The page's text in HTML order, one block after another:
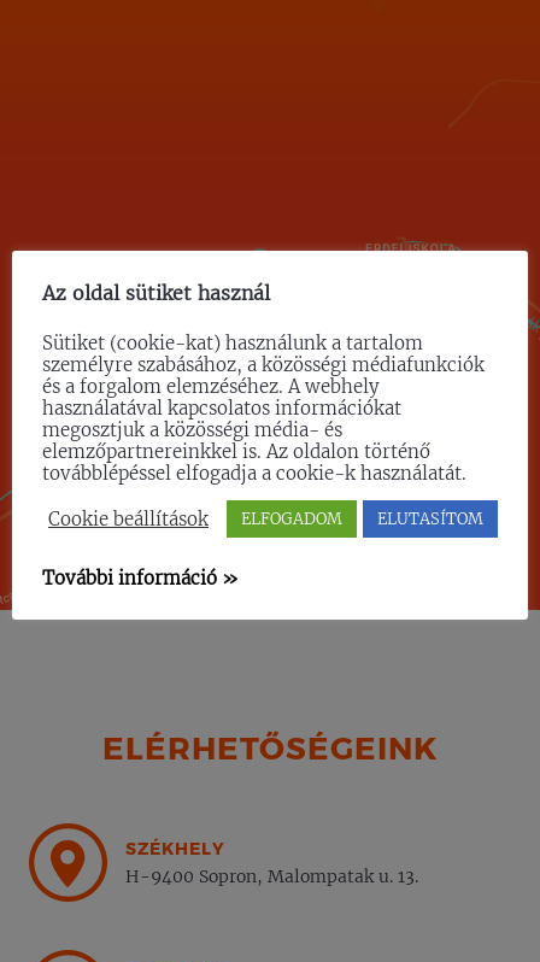
ELÉRHETŐSÉGEINK
SZÉKHELY
H-9400 Sopron, Malompatak u. 13.
Az oldal sütiket használ
Sütiket (cookie-kat) használunk a tartalom
személyre szabásához, a közösségi médiafunkciók
és a forgalom elemzéséhez. A webhely
használatával kapcsolatos információkat
megosztjuk a közösségi média- és
elemzőpartnereinkkel is. Az oldalon történő
továbblépéssel elfogadja a cookie-k használatát.
Cookie beállítások ELFOGADOM ELUTASÍTOM
További információ »